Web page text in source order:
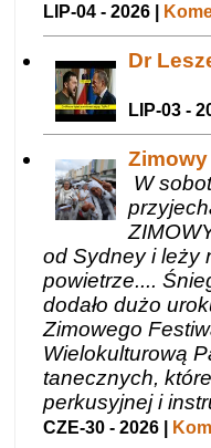
LIP-04 - 2026 |
Dr
LIP-03 -
W
od Sydney i leży
powietrze....
dodało dużo
Zimowego
Wielokulturową
tanecznych,
perkusyjnej i
CZE-30 - 2026 |